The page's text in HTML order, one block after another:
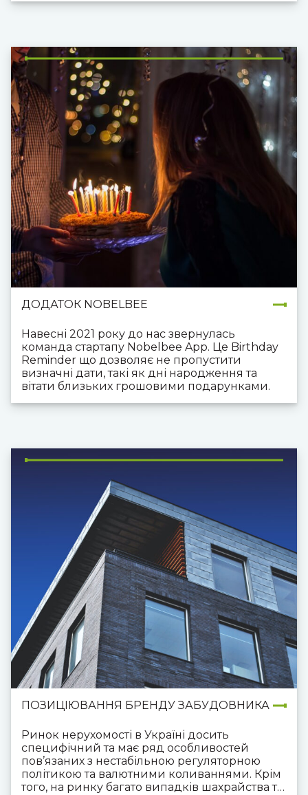
переваги та послуги компанії та забезпечив
генерацію запитів від потенційних клієнтів
(лідів).
ДОДАТОК NOBELBEE
Навесні 2021 року до нас звернулась
команда стартапу Nobelbee App. Це Birthday
Reminder що дозволяє не пропустити
визначні дати, такі як дні народження та
вітати близьких грошовими подарунками.
ПОЗИЦІЮВАННЯ БРЕНДУ ЗАБУДОВНИКА
Ринок нерухомості в Україні досить
специфічний та має ряд особливостей
пов’язаних з нестабільною регуляторною
політикою та валютними коливаннями. Крім
того, на ринку багато випадків шахрайства та